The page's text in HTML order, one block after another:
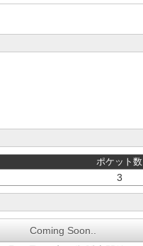
ポケット数
3
Coming Soon..